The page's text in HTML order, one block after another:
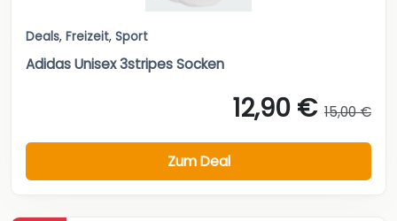
Deals, Freizeit, Sport
Adidas Unisex 3stripes Socken
12,90 € 15,00 €
Zum Deal